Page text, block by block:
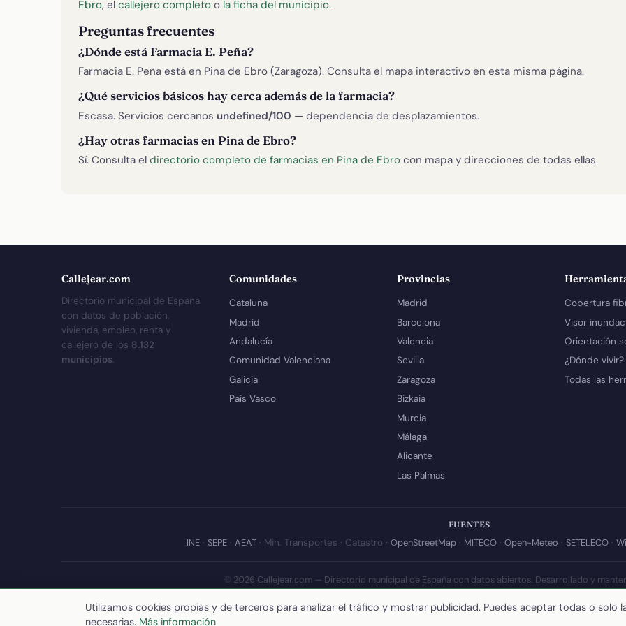
Ebro, el callejero completo o la ficha del municipio.
Preguntas frecuentes
¿Dónde está Farmacia E. Peña?
Farmacia E. Peña está en Pina de Ebro (Zaragoza). Consulta el mapa interactivo en esta misma página.
¿Qué servicios básicos hay cerca además de la farmacia?
Escasa. Servicios cercanos undefined/100 — dependencia de desplazamientos.
¿Hay otras farmacias en Pina de Ebro?
Sí. Consulta el directorio completo de farmacias en Pina de Ebro con mapa y direcciones de todas ellas.
Callejear.com
Directorio municipal de España
con datos de población,
vivienda, empleo, renta y
callejero de los 8.132
municipios.
Comunidades
Cataluña
Madrid
Andalucía
Comunidad Valenciana
Galicia
País Vasco
Provincias
Madrid
Barcelona
Valencia
Sevilla
Zaragoza
Bizkaia
Murcia
Málaga
Alicante
Las Palmas
Cobertura
Visor
Orientación
¿Dónde vivir?
Todas las
FUENTES
INE · SEPE · AEAT · Min. Transportes · Catastro · OpenStreetMap · MITECO · Open-Meteo · SETELECO ·
© 2026 Callejear.com — Directorio municipal de España con datos abiertos. Desarrollado y
Última actualización de esta página:10 de julio de 2026·Cómo calculamos los
Utilizamos cookies propias y de terceros para analizar el tráfico y mostrar publicidad. Puedes aceptar todas o solo
necesarias. Más información